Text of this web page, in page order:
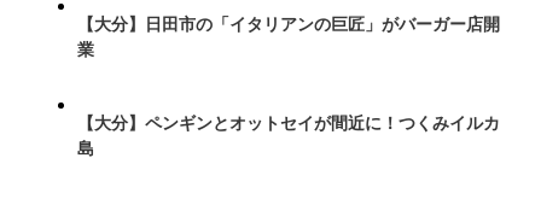
【大分】日田市の「イタリアンの巨匠」がバーガー店開
業
【大分】ペンギンとオットセイが間近に！つくみイルカ
島